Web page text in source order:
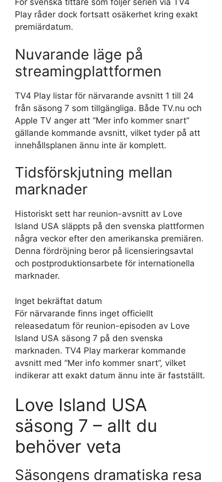
För svenska tittare som följer serien via TV4
Play råder dock fortsatt osäkerhet kring exakt
premiärdatum.
Nuvarande läge på
streamingplattformen
TV4 Play listar för närvarande avsnitt 1 till 24
från säsong 7 som tillgängliga. Både TV.nu och
Apple TV anger att ”Mer info kommer snart”
gällande kommande avsnitt, vilket tyder på att
innehållsplanen ännu inte är komplett.
Tidsförskjutning mellan
marknader
Historiskt sett har reunion-avsnitt av Love
Island USA släppts på den svenska plattformen
några veckor efter den amerikanska premiären.
Denna fördröjning beror på licensieringsavtal
och postproduktionsarbete för internationella
marknader.
Inget bekräftat datum
För närvarande finns inget officiellt
releasedatum för reunion-episoden av Love
Island USA säsong 7 på den svenska
marknaden. TV4 Play markerar kommande
avsnitt med ”Mer info kommer snart”, vilket
indikerar att exakt datum ännu inte är fastställt.
Love Island USA
säsong 7 – allt du
behöver veta
Säsongens dramatiska resa